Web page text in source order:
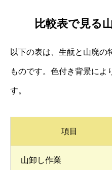
比較表で見る
以下の表は、生酛と山廃の
ものです。色付き背景によ
す。
項目
山卸し作業